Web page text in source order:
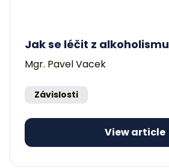
Jak se léčit z alkoholismu
Mgr. Pavel Vacek
Závislosti
View article